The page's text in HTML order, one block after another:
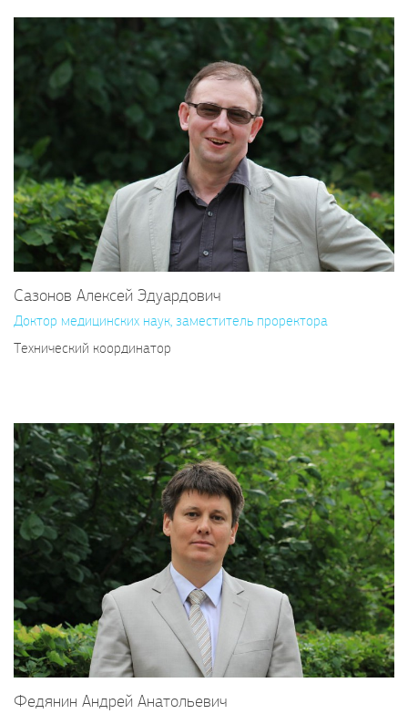
Сазонов Алексей Эдуардович
Доктор медицинских наук, заместитель проректора
Технический координатор
Федянин Андрей Анатольевич